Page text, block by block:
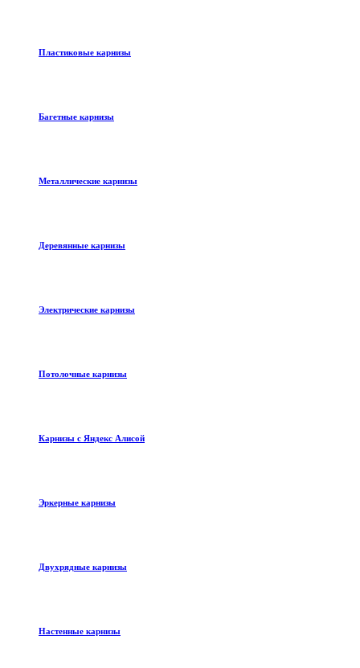
Пластиковые карнизы
Багетные карнизы
Металлические карнизы
Деревянные карнизы
Электрические карнизы
Потолочные карнизы
Карнизы с Яндекс Алисой
Эркерные карнизы
Двухрядные карнизы
Настенные карнизы